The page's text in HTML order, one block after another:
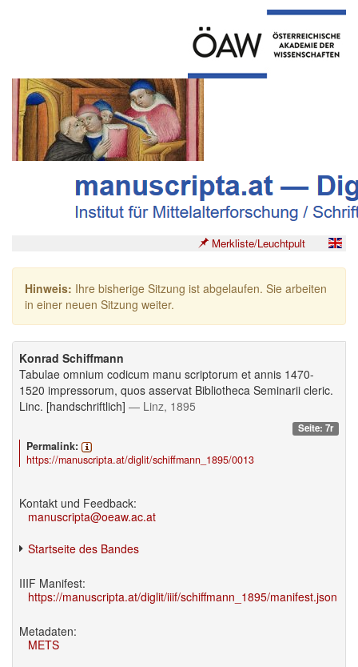
Merkliste/Leuchtpult
Hinweis: Ihre bisherige Sitzung ist abgelaufen. Sie arbeiten
in einer neuen Sitzung weiter.
Konrad Schiffmann
Tabulae omnium codicum manu scriptorum et annis 1470-
1520 impressorum, quos asservat Bibliotheca Seminarii cleric.
Linc. [handschriftlich] — Linz, 1895
Seite: 7r
Permalink:
https://manuscripta.at/diglit/schiffmann_1895/0013
Kontakt und Feedback:
manuscripta@oeaw.ac.at
Startseite des Bandes
IIIF Manifest:
https://manuscripta.at/diglit/iiif/schiffmann_1895/manifest.json
Metadaten:
METS